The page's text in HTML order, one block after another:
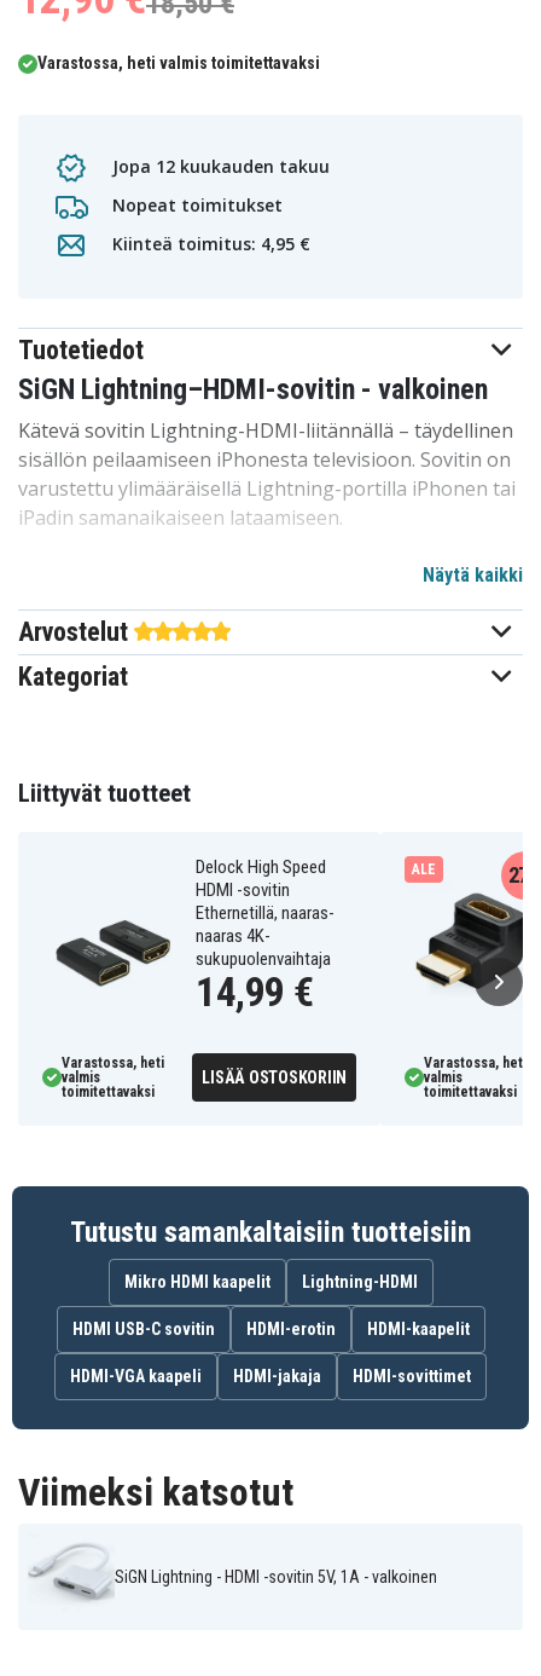
Varastossa, heti valmis toimitettavaksi
Jopa 12 kuukauden takuu
Nopeat toimitukset
Kiinteä toimitus: 4,95 €
Tuotetiedot
SiGN Lightning–HDMI-sovitin - valkoinen
Kätevä sovitin Lightning-HDMI-liitännällä – täydellinen
sisällön peilaamiseen iPhonesta televisioon. Sovitin on
varustettu ylimääräisellä Lightning-portilla iPhonen tai
iPadin samanaikaiseen lataamiseen.
HUOMAUTUS: Jotta sovitin toimisi, virta on syötettävä
suoratoistosovellusten, esim. Netflix, Disney+ jne.
Väri:Valkoinen
Tyyppi: Adapteri
Resoluutio: 1080p Full HD
KÄYTTÖOHJEET
SN-LIGHHDMIW
EAN / GTIN 7350101653906
Tuotetyyppi Ääni/Kuva
Liitintyyppi Lightning (uros), HDMI (naaras)
Näytä kaikki
Arvostelut
Kategoriat
Liittyvät tuotteet
Delock High Speed
HDMI -sovitin
Ethernetillä, naaras-
naaras 4K-
sukupuolenvaihtaja
14,99 €
Varastossa, heti
valmis
toimitettavaksi
LISÄÄ OSTOSKORIIN
ALE
Varastossa, heti
valmis
toimitettavaksi
Tutustu samankaltaisiin tuotteisiin
Mikro HDMI kaapelit Lightning-HDMI
HDMI USB-C sovitin HDMI-erotin HDMI-kaapelit
HDMI-VGA kaapeli HDMI-jakaja HDMI-sovittimet
Viimeksi katsotut
SiGN Lightning - HDMI -sovitin 5V, 1A - valkoinen